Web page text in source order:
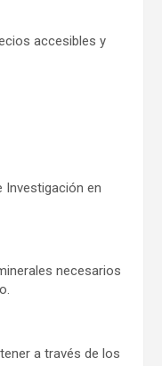
accesibles y
Investigación en
necesarios
a través de los